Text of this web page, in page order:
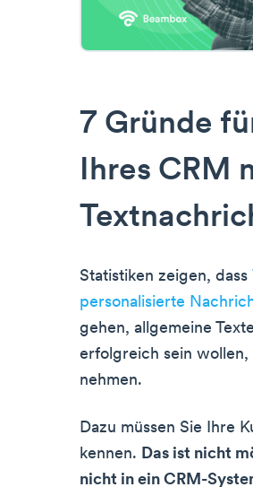
7 Gründe
Ihres CRM
Statistiken zeigen, dass
personalisierte
gehen, allgemeine
erfolgreich sein wollen,
nehmen.
Dazu müssen Sie Ihre
kennen. Das ist nicht
nicht in ein CRM-